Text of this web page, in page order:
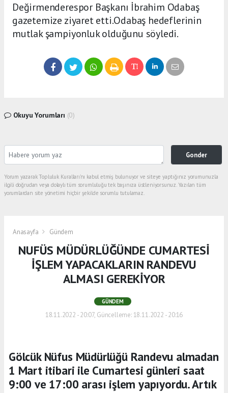
Değirmenderespor Başkanı İbrahim Odabaş
gazetemize ziyaret etti.Odabaş hedeflerinin
mutlak şampiyonluk olduğunu söyledi.
Okuyu Yorumları (0)
Gonder
Yorum yazarak Topluluk Kuralları’nı kabul etmiş bulunuyor ve siteye yaptığınız yorumunuzla
ilgili doğrudan veya dolaylı tüm sorumluluğu tek başınıza üstleniyorsunuz. Yazılan tüm
yorumlardan site yönetimi hiçbir şekilde sorumlu tutulamaz.
Anasayfa Gündem
NUFÜS MÜDÜRLÜĞÜNDE CUMARTESİ
İŞLEM YAPACAKLARIN RANDEVU
ALMASI GEREKİYOR
GÜNDEM
18.11.2022 - 20:07, Güncelleme: 18.11.2022 - 20:16
Gölcük Nüfus Müdürlüğü Randevu almadan
1 Mart itibari ile Cumartesi günleri saat
9:00 ve 17:00 arası işlem yapıyordu. Artık